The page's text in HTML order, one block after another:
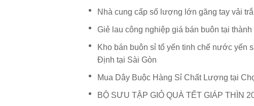
Nhà cung cấp số lượng lớn găng tay vải
Giẻ lau công nghiệp giá bán buôn tại
Kho bán buôn sỉ tổ yến tinh chế nước yến
Định tại Sài Gòn
Mua Dây Buộc Hàng Sỉ Chất Lượng tại
BỘ SƯU TẬP GIỎ QUÀ TẾT GIÁP THÌN